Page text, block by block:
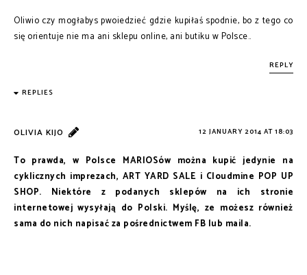
Oliwio czy mogłabys pwoiedzieć gdzie kupiłaś spodnie, bo z tego co
się orientuje nie ma ani sklepu online, ani butiku w Polsce..
REPLY
REPLIES
OLIVIA KIJO 12 JANUARY 2014 AT 18:03
To prawda, w Polsce MARIOSów można kupić jedynie na
cyklicznych imprezach, ART YARD SALE i Cloudmine POP UP
SHOP. Niektóre z podanych sklepów na ich stronie
internetowej wysyłają do Polski. Myślę, ze możesz również
sama do nich napisać za pośrednictwem FB lub maila.